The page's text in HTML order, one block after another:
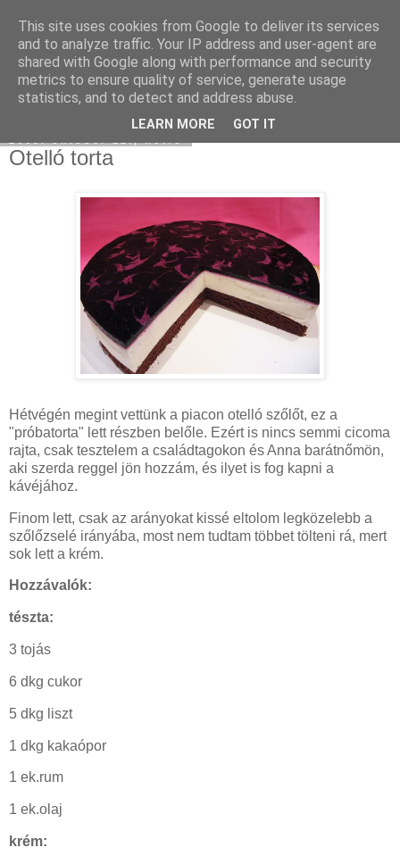
Moha Konyha
Otelló torta
Hétvégén megint vettünk a piacon otelló szőlőt, ez a
"próbatorta" lett részben belőle. Ezért is nincs semmi cicoma
rajta, csak tesztelem a családtagokon és Anna barátnőmön,
aki szerda reggel jön hozzám, és ilyet is fog kapni a
kávéjához.
Finom lett, csak az arányokat kissé eltolom legközelebb a
szőlőzselé irányába, most nem tudtam többet tölteni rá, mert
sok lett a krém.
Hozzávalók:
tészta:
3 tojás
6 dkg cukor
5 dkg liszt
1 dkg kakaópor
1 ek.rum
1 ek.olaj
krém:
This site uses cookies from Google to deliver its services
and to analyze traffic. Your IP address and user-agent are
shared with Google along with performance and security
metrics to ensure quality of service, generate usage
statistics, and to detect and address abuse.
LEARN MORE GOT IT